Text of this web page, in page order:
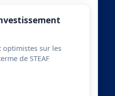
optimistes sur les
de STEAF